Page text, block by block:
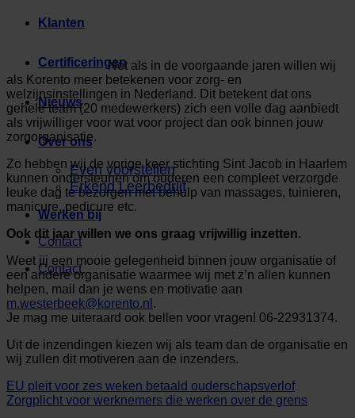
Klanten
Certificeringen
Nieuws
Over ons
Even voorstellen
Erkend Leerbedrijf
Werken bij
Contact
Contact
Net als in de voorgaande jaren willen wij
als Korento meer betekenen voor zorg- en
welzijnsinstellingen in Nederland. Dit betekent dat ons
gehele team (20 medewerkers) zich een volle dag aanbiedt
als vrijwilliger voor wat voor project dan ook binnen jouw
zorgorganisatie.
Zo hebben wij de vorige keer stichting Sint Jacob in Haarlem
kunnen ondersteunen om ouderen een compleet verzorgde
leuke dag te bezorgen met behulp van massages, tuinieren,
manicure, pedicure etc.
Ook dit jaar willen we ons graag vrijwillig inzetten.
Weet jij een mooie gelegenheid binnen jouw organisatie of
een andere organisatie waarmee wij met z’n allen kunnen
helpen, mail dan je wens en motivatie aan
m.westerbeek@korento.nl .
Je mag me uiteraard ook bellen voor vragen! 06-22931374.
Uit de inzendingen kiezen wij als team dan de organisatie en
wij zullen dit motiveren aan de inzenders.
EU pleit voor zes weken betaald ouderschapsverlof
Zorgplicht voor werknemers die werken over de grens